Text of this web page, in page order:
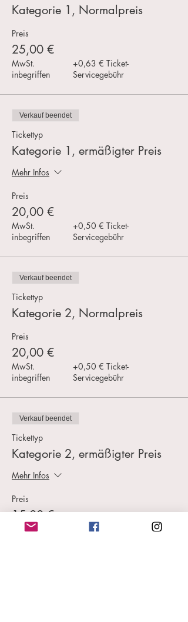
Kategorie 1, Normalpreis
Preis
25,00 €
MwSt.
inbegriffen
+0,63 € Ticket-
Servicegebühr
Verkauf beendet
Tickettyp
Kategorie 1, ermäßigter Preis
Mehr Infos
Preis
20,00 €
MwSt.
inbegriffen
+0,50 € Ticket-
Servicegebühr
Verkauf beendet
Tickettyp
Kategorie 2, Normalpreis
Preis
20,00 €
MwSt.
inbegriffen
+0,50 € Ticket-
Servicegebühr
Verkauf beendet
Tickettyp
Kategorie 2, ermäßigter Preis
Mehr Infos
Preis
15,00 €
MwSt.
+0,38 € Ticket-